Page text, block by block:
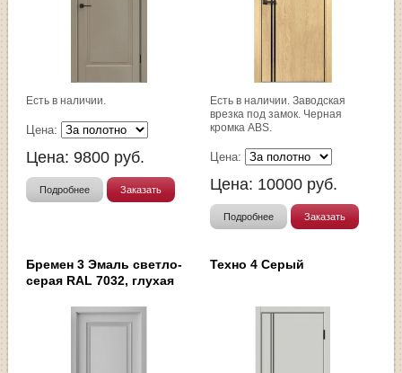
Есть в наличии.
Цена:
Цена:9800 руб.
Подробнее Заказать
Есть в наличии. Заводская
врезка под замок. Черная
кромка ABS.
Цена:
Цена: 10000 руб.
Подробнее Заказать
Бремен 3 Эмаль светло-
серая RAL 7032, глухая
Техно 4 Серый